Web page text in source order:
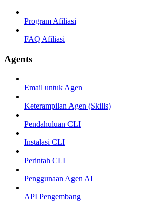
Program Afiliasi
FAQ Afiliasi
Agents
Email untuk Agen
Keterampilan Agen (Skills)
Pendahuluan CLI
Instalasi CLI
Perintah CLI
Penggunaan Agen AI
API Pengembang